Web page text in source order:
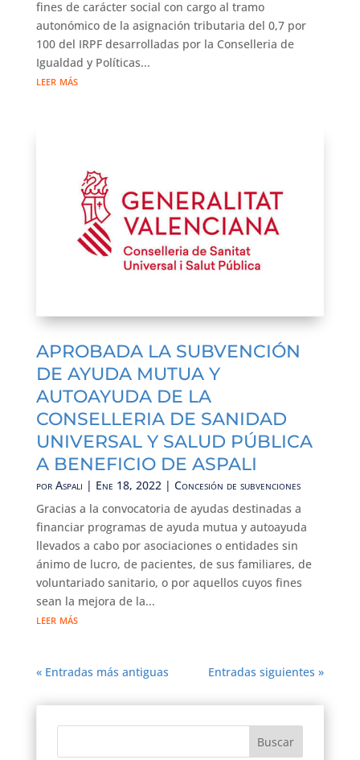
fines de carácter social con cargo al tramo
autonómico de la asignación tributaria del 0,7 por
100 del IRPF desarrolladas por la Conselleria de
Igualdad y Políticas...
leer más
APROBADA LA SUBVENCIÓN
DE AYUDA MUTUA Y
AUTOAYUDA DE LA
CONSELLERIA DE SANIDAD
UNIVERSAL Y SALUD PÚBLICA
A BENEFICIO DE ASPALI
por Aspali | Ene 18, 2022| Concesión de subvenciones
Gracias a la convocatoria de ayudas destinadas a
financiar programas de ayuda mutua y autoayuda
llevados a cabo por asociaciones o entidades sin
ánimo de lucro, de pacientes, de sus familiares, de
voluntariado sanitario, o por aquellos cuyos fines
sean la mejora de la...
leer más
« Entradas más antiguas Entradas siguientes »